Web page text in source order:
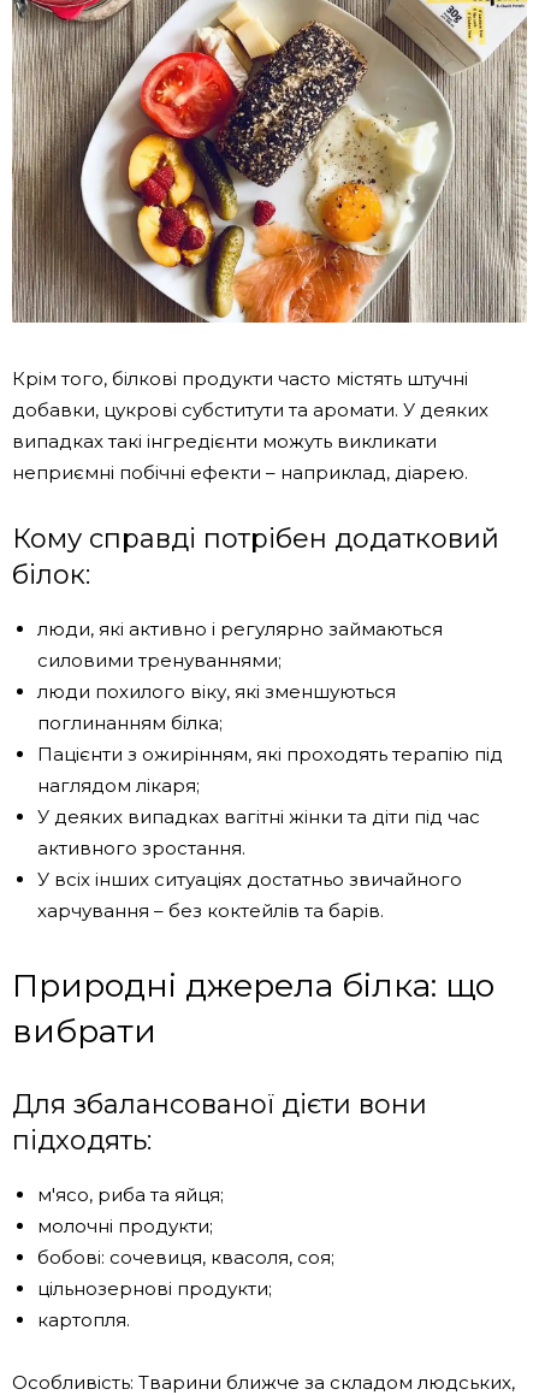
Крім того, білкові продукти часто містять штучні
добавки, цукрові субститути та аромати. У деяких
випадках такі інгредієнти можуть викликати
неприємні побічні ефекти – наприклад, діарею.
Кому справді потрібен додатковий
білок:
люди, які активно і регулярно займаються
силовими тренуваннями;
люди похилого віку, які зменшуються
поглинанням білка;
Пацієнти з ожирінням, які проходять терапію під
наглядом лікаря;
У деяких випадках вагітні жінки та діти під час
активного зростання.
У всіх інших ситуаціях достатньо звичайного
харчування – без коктейлів та барів.
Природні джерела білка: що
вибрати
Для збалансованої дієти вони
підходять:
м'ясо, риба та яйця;
молочні продукти;
бобові: сочевиця, квасоля, соя;
цільнозернові продукти;
картопля.
Особливість: Тварини ближче за складом людських,